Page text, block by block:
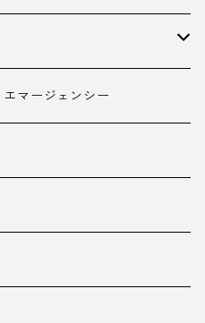
マージェンシー